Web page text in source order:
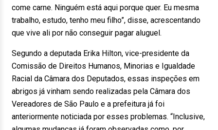
come carne. Ninguém está aqui porque quer. Eu mesma
trabalho, estudo, tenho meu filho”, disse, acrescentando
que vive ali por não conseguir pagar aluguel.
Segundo a deputada Erika Hilton, vice-presidente da
Comissão de Direitos Humanos, Minorias e Igualdade
Racial da Câmara dos Deputados, essas inspeções em
abrigos já vinham sendo realizadas pela Câmara dos
Vereadores de São Paulo e a prefeitura já foi
anteriormente noticiada por esses problemas. “Inclusive,